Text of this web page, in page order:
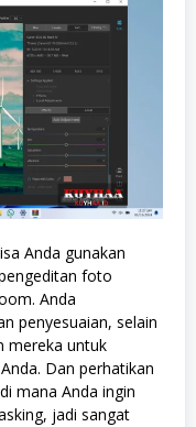
Anda gunakan
foto
Anda
penyesuaian, selain
mereka untuk
Dan perhatikan
mana Anda ingin
jadi sangat